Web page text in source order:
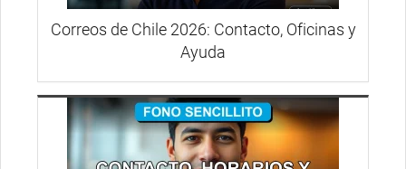
Correos de Chile 2026: Contacto, Oficinas y
Ayuda